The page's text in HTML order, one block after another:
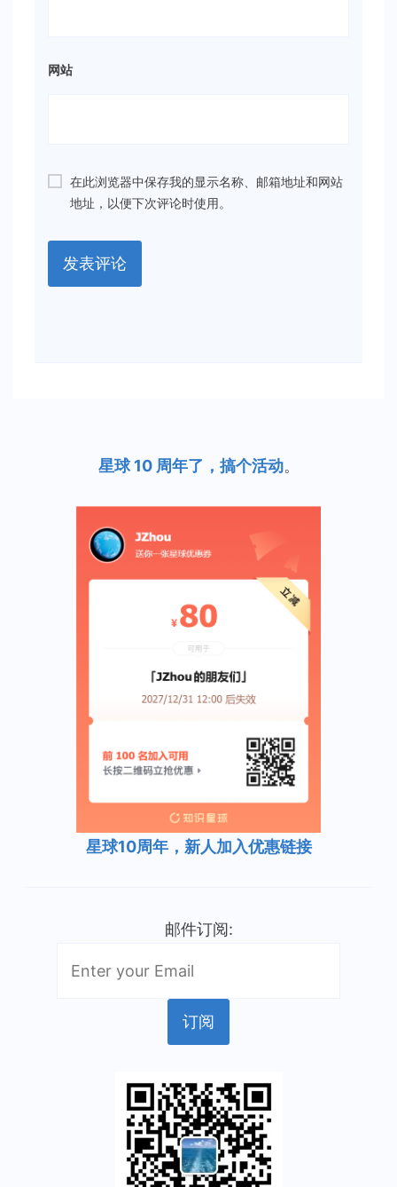
网站
在此浏览器中保存我的显示名称、邮箱地址和网站
地址，以便下次评论时使用。
星球 10 周年了，搞个活动。
星球10周年，新人加入优惠链接
邮件订阅: